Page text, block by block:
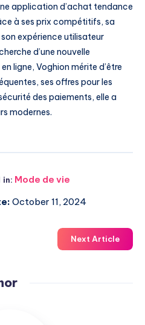
application d’achat tendance
à ses prix compétitifs, sa
expérience utilisateur
d’une nouvelle
ligne, Voghion mérite d’être
ses offres pour les
des paiements, elle a
modernes.
in: Mode de vie
October 11, 2024
Next Article